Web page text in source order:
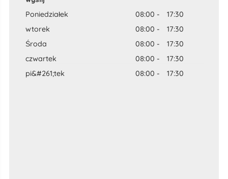
Poniedziałek
08:00 -
17:30
wtorek
08:00 -
17:30
Środa
08:00 -
17:30
czwartek
08:00 -
17:30
pi&#261;tek
08:00 - 17:30